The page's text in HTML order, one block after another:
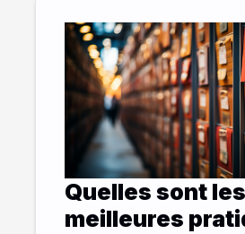
Quelles sont les
meilleures